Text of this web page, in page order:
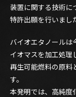
装置に関する技術に
特許出願を行いまし
バイオエタノールは
イオマスを加工処理
再生可能燃料の原料
す。
本発明では、高純度